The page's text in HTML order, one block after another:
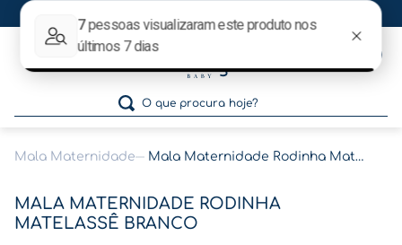
O que procura hoje?
1º gestante
Mala Maternidade Mala Maternidade Rodinha Matelassê Branco
MALA MATERNIDADE RODINHA
MATELASSÊ BRANCO